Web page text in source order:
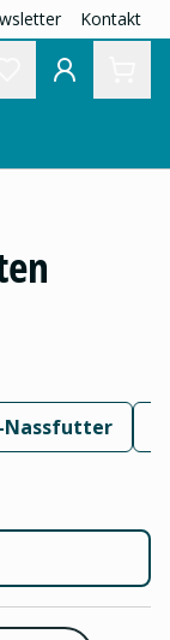
Kontakt
Nassfutter